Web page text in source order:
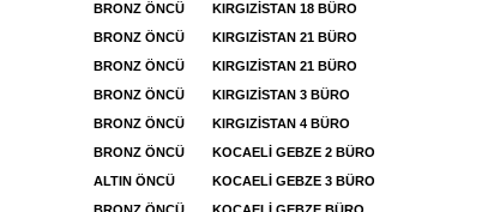
BRONZ ÖNCÜ
KIRGIZİSTAN 18 BÜRO
BRONZ ÖNCÜ
KIRGIZİSTAN 21 BÜRO
BRONZ ÖNCÜ
KIRGIZİSTAN 21 BÜRO
BRONZ ÖNCÜ
KIRGIZİSTAN 3 BÜRO
BRONZ ÖNCÜ
KIRGIZİSTAN 4 BÜRO
BRONZ ÖNCÜ
KOCAELİ GEBZE 2 BÜRO
ALTIN ÖNCÜ
KOCAELİ GEBZE 3 BÜRO